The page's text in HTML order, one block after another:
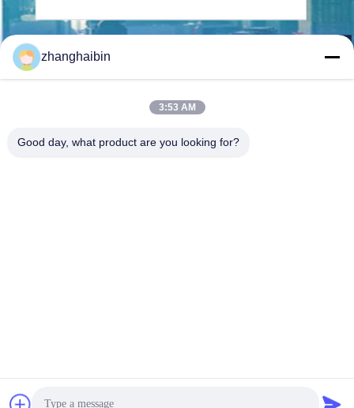
Senden Sie
zhanghaibin
3:53 AM
Good day, what product are you looking for?